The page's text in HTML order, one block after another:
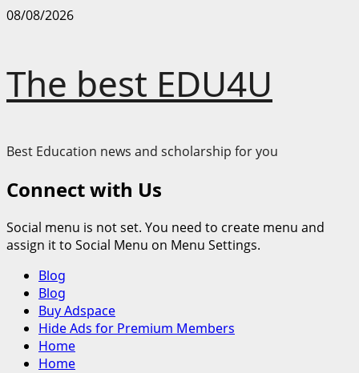
Skip
08/08/2026
The best EDU4U
Best Education news and scholarship for you
Connect with Us
Social menu is not set. You need to create menu and
assign it to Social Menu on Menu Settings.
Primary
Menu
Blog
Blog
Buy Adspace
Hide Ads for Premium Members
Home
Home